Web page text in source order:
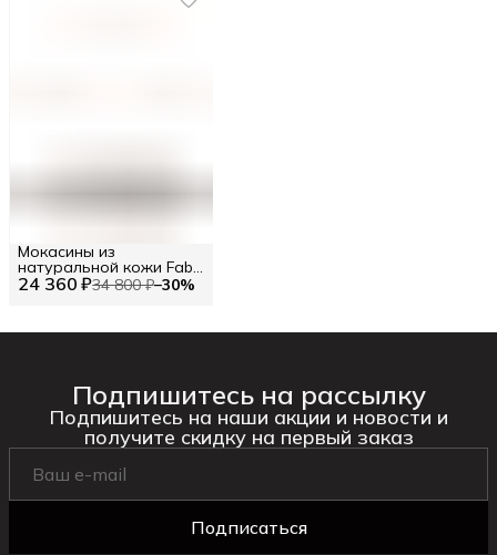
24 360 ₽34 800 ₽−30%
Мокасины из
натуральной кожи Fabi
RU 42.5 / EU 43 / 43
Подпишитесь на рассылку
Подпишитесь на наши акции и новости и
получите скидку на первый заказ
Подписаться